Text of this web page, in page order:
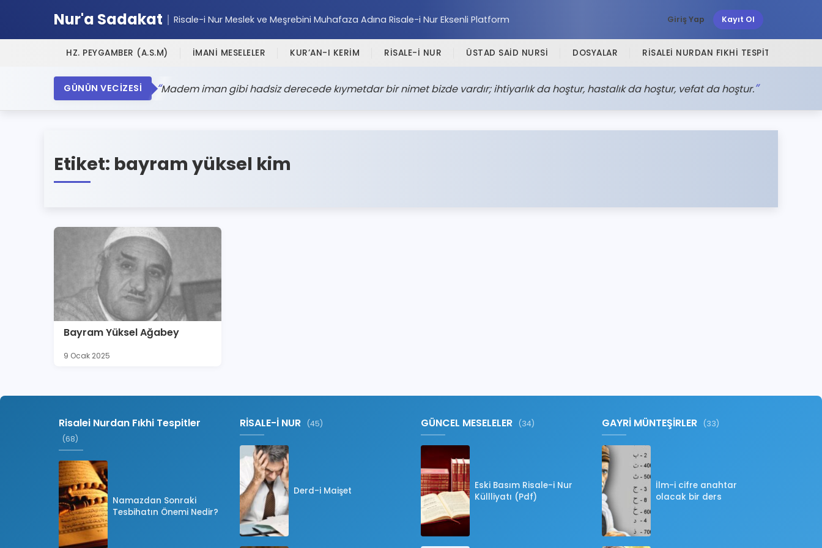
Nur'a Sadakat Risale-i Nur Meslek ve Meşrebini Muhafaza Adına Risale-i Nur Eksenli Platform Giriş Yap Kayıt Ol
HZ. PEYGAMBER (A.S.M) İMANİ MESELELER KUR’AN-I KERİM RİSALE-İ NUR ÜSTAD SAİD NURSİ DOSYALAR RISALEI NURDAN FIKHI TESPITLER
GÜNÜN VECİZESİ Madem iman gibi hadsiz derecede kıymetdar bir nimet bizde vardır; ihtiyarlık da hoştur, hastalık da hoştur, vefat da hoştur.
Etiket: bayram yüksel kim
Bayram Yüksel Ağabey
9 Ocak 2025
Risalei Nurdan Fıkhi Tespitler
(68)
Namazdan Sonraki
Tesbihatın Önemi Nedir?
RİSALE-İ NUR (45)
Derd-i Maişet
GÜNCEL MESELELER (34)
Eski Basım Risale-i Nur
Küllliyatı (Pdf)
GAYRİ MÜNTEŞİRLER (33)
İlm-i cifre anahtar
olacak bir ders